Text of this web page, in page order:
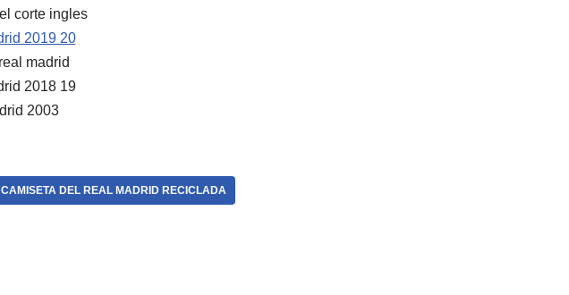
CAMISETA DEL REAL MADRID RECICLADA